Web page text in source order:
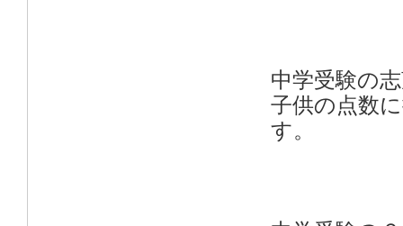
中学受験の
子供の点数
す。